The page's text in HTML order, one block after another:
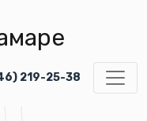
219-25-38